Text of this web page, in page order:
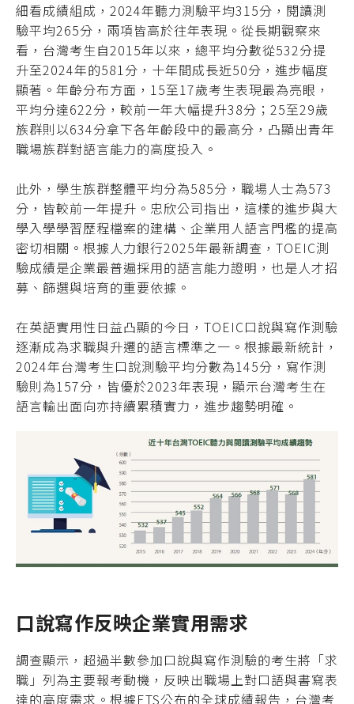
細看成績組成，2024年聽力測驗平均315分，閱讀測
驗平均265分，兩項皆高於往年表現。從長期觀察來
看，台灣考生自2015年以來，總平均分數從532分提
升至2024年的581分，十年間成長近50分，進步幅度
顯著。年齡分布方面，15至17歲考生表現最為亮眼，
平均分達622分，較前一年大幅提升38分；25至29歲
族群則以634分拿下各年齡段中的最高分，凸顯出青年
職場族群對語言能力的高度投入。
此外，學生族群整體平均分為585分，職場人士為573
分，皆較前一年提升。忠欣公司指出，這樣的進步與大
學入學學習歷程檔案的建構、企業用人語言門檻的提高
密切相關。根據人力銀行2025年最新調查，TOEIC測
驗成績是企業最普遍採用的語言能力證明，也是人才招
募、篩選與培育的重要依據。
在英語實用性日益凸顯的今日，TOEIC口說與寫作測驗
逐漸成為求職與升遷的語言標準之一。根據最新統計，
2024年台灣考生口說測驗平均分數為145分，寫作測
驗則為157分，皆優於2023年表現，顯示台灣考生在
語言輸出面向亦持續累積實力，進步趨勢明確。
口說寫作反映企業實用需求
調查顯示，超過半數參加口說與寫作測驗的考生將「求
職」列為主要報考動機，反映出職場上對口語與書寫表
達的高度需求。根據ETS公布的全球成績報告，台灣考